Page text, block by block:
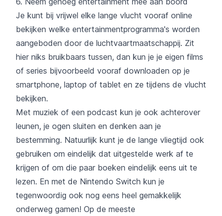
Je kunt bij vrijwel elke lange vlucht vooraf online
bekijken welke entertainmentprogramma's worden
aangeboden door de luchtvaartmaatschappij. Zit
hier niks bruikbaars tussen, dan kun je je eigen films
of series bijvoorbeeld vooraf downloaden op je
smartphone, laptop of tablet en ze tijdens de vlucht
bekijken.
Met muziek of een podcast kun je ook achterover
leunen, je ogen sluiten en denken aan je
bestemming. Natuurlijk kunt je de lange vliegtijd ook
gebruiken om eindelijk dat uitgestelde werk af te
krijgen of om die paar boeken eindelijk eens uit te
lezen. En met de Nintendo Switch kun je
tegenwoordig ook nog eens heel gemakkelijk
onderweg gamen! Op de meeste